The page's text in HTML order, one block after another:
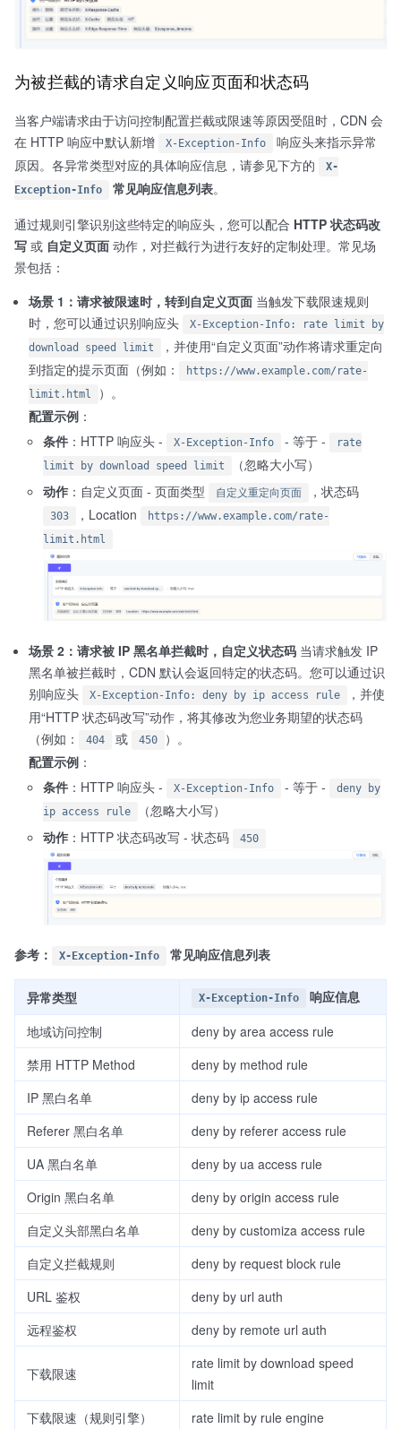
为被拦截的请求自定义响应页面和状态码
当客户端请求由于访问控制配置拦截或限速等原因受阻时，CDN 会
在 HTTP 响应中默认新增
X-Exception-Info
响应头来指示异常
原因。各异常类型对应的具体响应信息，请参见下方的
X-
Exception-Info
常见响应信息列表。
通过规则引擎识别这些特定的响应头，您可以配合 HTTP 状态码改
写 或 自定义页面 动作，对拦截行为进行友好的定制处理。常见场
景包括：
场景 1：请求被限速时，转到自定义页面 当触发下载限速规则
时，您可以通过识别响应头
X-Exception-Info: rate limit by
download speed limit
，并使用“自定义页面”动作将请求重定向
到指定的提示页面（例如：
https://www.example.com/rate-
limit.html
）。
配置示例 ：
条件 ：HTTP 响应头 - X-Exception-Info - 等于 -
rate
limit by download speed limit
（忽略大小写）
动作 ：自定义页面 - 页面类型 自定义重定向页面 ，状态码
303 ，Location
https://www.example.com/rate-
limit.html
场景 2：请求被 IP 黑名单拦截时，自定义状态码 当请求触发 IP
黑名单被拦截时，CDN 默认会返回特定的状态码。您可以通过识
别响应头
X-Exception-Info: deny by ip access rule
，并使
用“HTTP 状态码改写”动作，将其修改为您业务期望的状态码
（例如：
404 或 450
）。
配置示例 ：
条件 ：HTTP 响应头 - X-Exception-Info - 等于 -
deny by
ip access rule
（忽略大小写）
动作 ：HTTP 状态码改写 - 状态码 450
参考： X-Exception-Info 常见响应信息列表
异常类型 X-Exception-Info
响应信息
地域访问控制
deny by area access rule
禁用 HTTP Method
deny by method rule
IP 黑白名单
deny by ip access rule
Referer 黑白名单
deny by referer access rule
UA 黑白名单
deny by ua access rule
Origin 黑白名单
deny by origin access rule
自定义头部黑白名单
deny by customiza access rule
自定义拦截规则
deny by request block rule
URL 鉴权
deny by url auth
远程鉴权
deny by remote url auth
下载限速
rate limit by download speed
limit
下载限速（规则引擎）
rate limit by rule engine